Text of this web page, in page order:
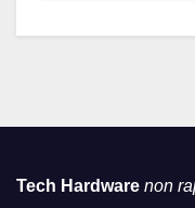
Tech Hardware non